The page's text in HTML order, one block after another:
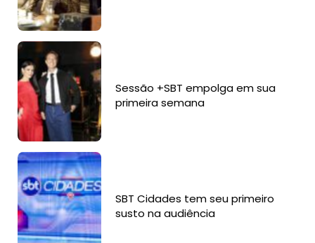
Sessão +SBT empolga em sua
primeira semana
SBT Cidades tem seu primeiro
susto na audiência